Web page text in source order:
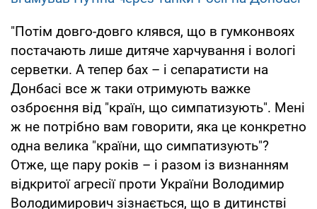
"Потім довго-довго клявся, що в гумконвоях
постачають лише дитяче харчування і вологі
серветки. А тепер бах – і сепаратисти на
Донбасі все ж таки отримують важке
озброєння від "країн, що симпатизують". Мені
ж не потрібно вам говорити, яка це конкретно
одна велика "країни, що симпатизують"?
Отже, ще пару років – і разом із визнанням
відкритої агресії проти України Володимир
Володимирович зізнається, що в дитинстві